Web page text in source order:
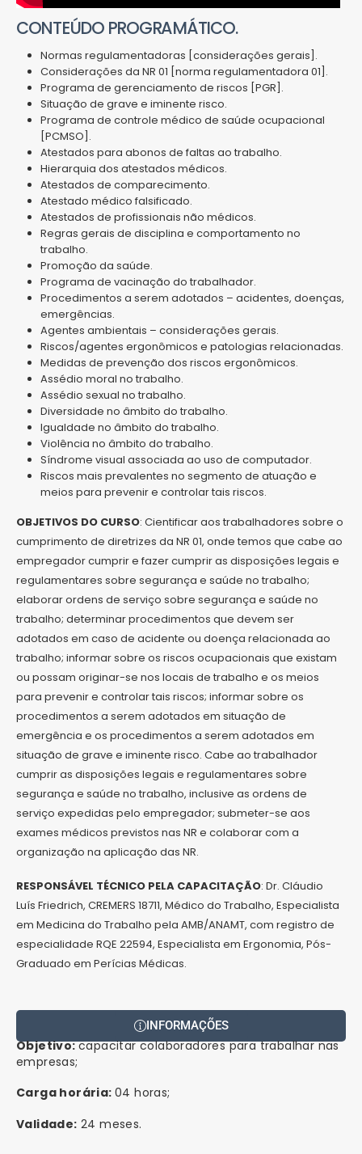
CONTEÚDO PROGRAMÁTICO.
Normas regulamentadoras [considerações gerais].
Considerações da NR 01 [norma regulamentadora 01].
Programa de gerenciamento de riscos [PGR].
Situação de grave e iminente risco.
Programa de controle médico de saúde ocupacional
[PCMSO].
Atestados para abonos de faltas ao trabalho.
Hierarquia dos atestados médicos.
Atestados de comparecimento.
Atestado médico falsificado.
Atestados de profissionais não médicos.
Regras gerais de disciplina e comportamento no
trabalho.
Promoção da saúde.
Programa de vacinação do trabalhador.
Procedimentos a serem adotados – acidentes, doenças,
emergências.
Agentes ambientais – considerações gerais.
Riscos/agentes ergonômicos e patologias relacionadas.
Medidas de prevenção dos riscos ergonômicos.
Assédio moral no trabalho.
Assédio sexual no trabalho.
Diversidade no âmbito do trabalho.
Igualdade no âmbito do trabalho.
Violência no âmbito do trabalho.
Síndrome visual associada ao uso de computador.
Riscos mais prevalentes no segmento de atuação e
meios para prevenir e controlar tais riscos.
OBJETIVOS DO CURSO: Cientificar aos trabalhadores sobre o
cumprimento de diretrizes da NR 01, onde temos que cabe ao
empregador cumprir e fazer cumprir as disposições legais e
regulamentares sobre segurança e saúde no trabalho;
elaborar ordens de serviço sobre segurança e saúde no
trabalho; determinar procedimentos que devem ser
adotados em caso de acidente ou doença relacionada ao
trabalho; informar sobre os riscos ocupacionais que existam
ou possam originar-se nos locais de trabalho e os meios
para prevenir e controlar tais riscos; informar sobre os
procedimentos a serem adotados em situação de
emergência e os procedimentos a serem adotados em
situação de grave e iminente risco. Cabe ao trabalhador
cumprir as disposições legais e regulamentares sobre
segurança e saúde no trabalho, inclusive as ordens de
serviço expedidas pelo empregador; submeter-se aos
exames médicos previstos nas NR e colaborar com a
organização na aplicação das NR.
RESPONSÁVEL TÉCNICO PELA CAPACITAÇÃO: Dr. Cláudio
Luís Friedrich, CREMERS 18711, Médico do Trabalho, Especialista
em Medicina do Trabalho pela AMB/ANAMT, com registro de
especialidade RQE 22594, Especialista em Ergonomia, Pós-
Graduado em Perícias Médicas.
INFORMAÇÕES
Objetivo:capacitar colaboradores para trabalhar nas
empresas;
Carga horária: 04 horas;
Validade: 24 meses.